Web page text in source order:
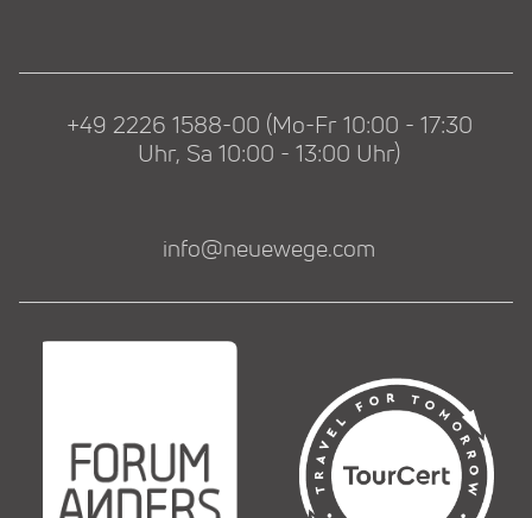
+49 2226 1588-00 (Mo-Fr 10:00 - 17:30
Uhr, Sa 10:00 - 13:00 Uhr)
info@neuewege.com